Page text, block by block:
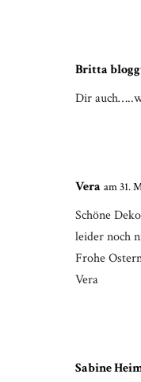
Britta
Dir
Vera am 31.
Schöne
leider noch
Frohe
Vera
Sabine